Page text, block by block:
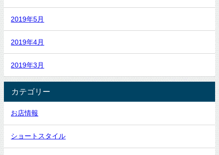
2019年5月
2019年4月
2019年3月
カテゴリー
お店情報
ショートスタイル